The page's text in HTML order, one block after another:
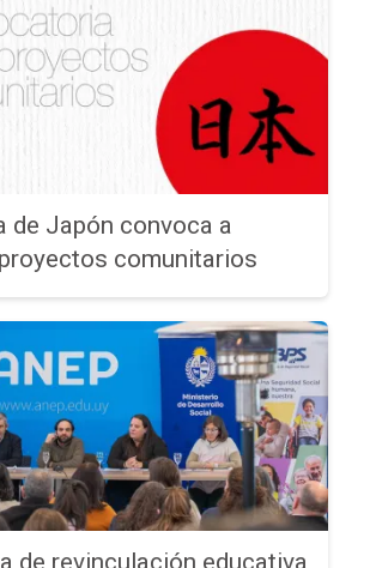
de Japón convoca a
comunitarios
de revinculación educativa